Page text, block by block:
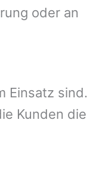
oder an
Einsatz sind.
Kunden die